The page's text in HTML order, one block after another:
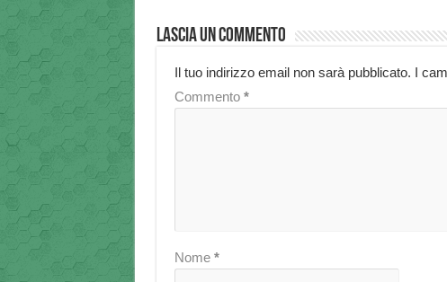
Lascia un commento
Il tuo indirizzo email non sarà pubblicato. I
Commento *
Nome *